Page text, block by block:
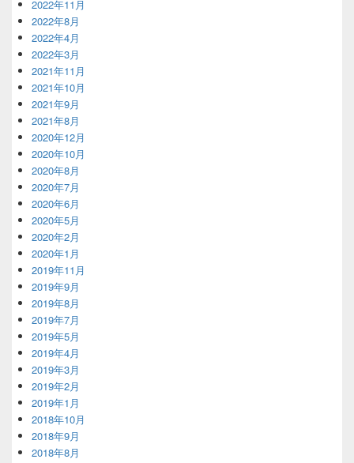
2022年11月
2022年8月
2022年4月
2022年3月
2021年11月
2021年10月
2021年9月
2021年8月
2020年12月
2020年10月
2020年8月
2020年7月
2020年6月
2020年5月
2020年2月
2020年1月
2019年11月
2019年9月
2019年8月
2019年7月
2019年5月
2019年4月
2019年3月
2019年2月
2019年1月
2018年10月
2018年9月
2018年8月